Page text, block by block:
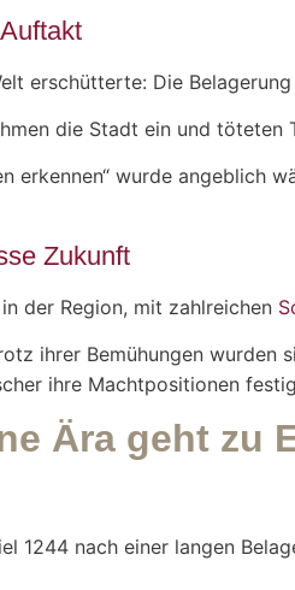
erschütterte: Die
die Stadt ein und töteten
erkennen“ wurde
Zukunft
der Region, mit zahlreichen
ihrer Bemühungen
ihre Machtpositionen
Ära geht zu
1244 nach einer langen